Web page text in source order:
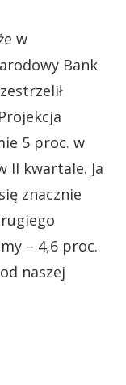
w
Bank
5 proc. w
II kwartale. Ja
znacznie
– 4,6 proc.
naszej